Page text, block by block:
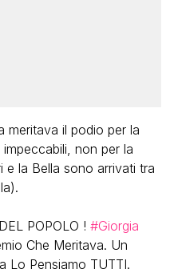
meritava il podio per la
non per la
e la Bella sono arrivati tra
POPOLO ! #Giorgia
Che Meritava. Un
Lo Pensiamo TUTTI.